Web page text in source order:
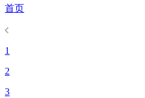
首页
1
2
3